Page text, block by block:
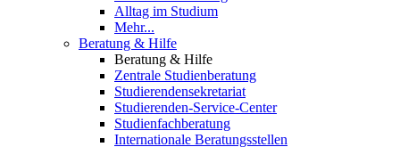
Alltag im Studium
Mehr...
Beratung & Hilfe
Beratung & Hilfe
Zentrale Studienberatung
Studierendensekretariat
Studierenden-Service-Center
Studienfachberatung
Internationale Beratungsstellen